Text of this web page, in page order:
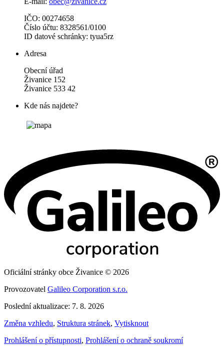
IČO: 00274658
Číslo účtu: 8328561/0100
ID datové schránky: tyua5rz
Adresa
Obecní úřad
Živanice 152
Živanice 533 42
Kde nás najdete?
Oficiální stránky obce Živanice © 2026
Provozovatel Galileo Corporation s.r.o.
Poslední aktualizace: 7. 8. 2026
Změna vzhledu, Struktura stránek, Vytisknout
Prohlášení o přístupnosti, Prohlášení o ochraně soukromí